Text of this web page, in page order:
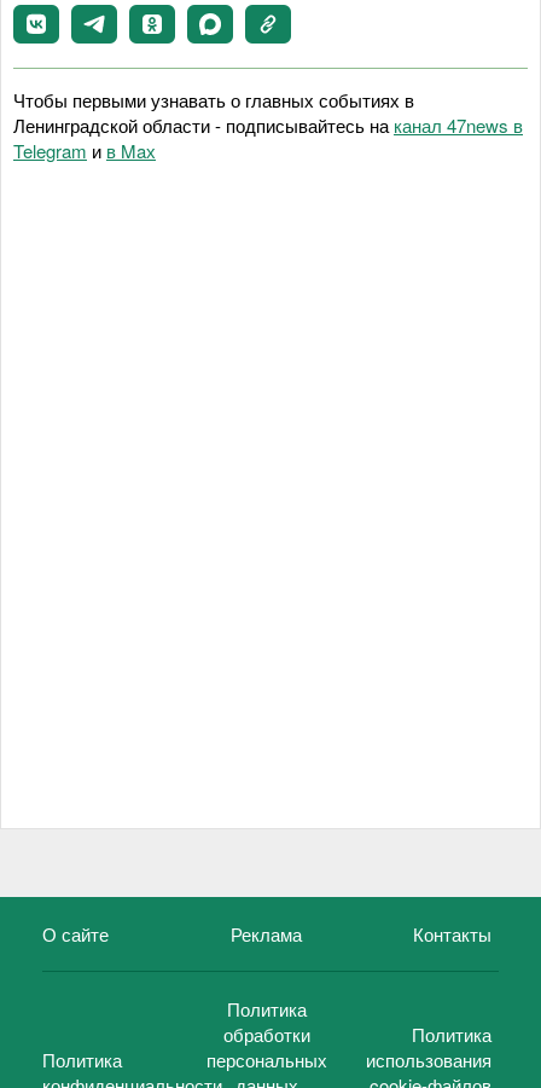
Чтобы первыми узнавать о главных событиях в
Ленинградской области - подписывайтесь на канал 47news в
Telegram и в Maх
О сайте Реклама Контакты
Политика
Политика
обработки
персональных
Политика
использования